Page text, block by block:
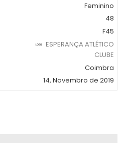
Feminino
48
F45
ESPERANÇA ATLÉTICO
CLUBE
Coimbra
14, Novembro de 2019